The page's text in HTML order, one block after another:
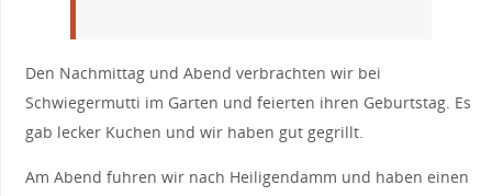
Den Nachmittag und Abend verbrachten wir bei
Schwiegermutti im Garten und feierten ihren Geburtstag. Es
gab lecker Kuchen und wir haben gut gegrillt.
Am Abend fuhren wir nach Heiligendamm und haben einen